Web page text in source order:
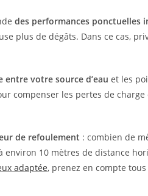
des performances ponctuelles
plus de dégâts. Dans ce cas,
entre votre source d’eau et les
compenser les pertes de
de refoulement : combien de
10 mètres de distance
adaptée, prenez en compte